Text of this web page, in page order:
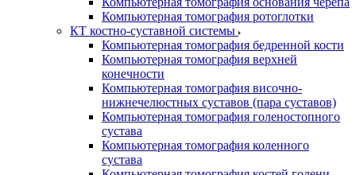
Компьютерная томография ротоглотки
КТ костно-суставной системы
Компьютерная томография бедренной кости
Компьютерная томография верхней
конечности
Компьютерная томография височно-
нижнечелюстных суставов (пара суставов)
Компьютерная томография голеностопного
сустава
Компьютерная томография коленного
сустава